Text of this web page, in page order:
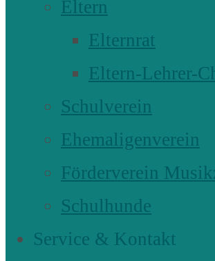
Eltern
Elternrat
Eltern-Lehrer-
Schulverein
Ehemaligenverein
Förderverein
Schulhunde
Service & Kontakt